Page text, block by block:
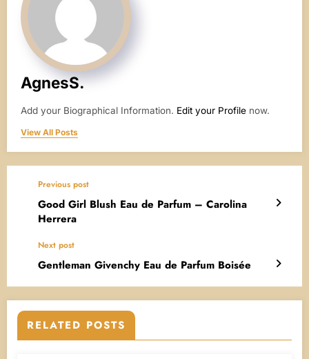
AgnesS.
Add your Biographical Information. Edit your Profile now.
View All Posts
Previous post
Good Girl Blush Eau de Parfum – Carolina
Herrera
Next post
Gentleman Givenchy Eau de Parfum Boisée
RELATED POSTS